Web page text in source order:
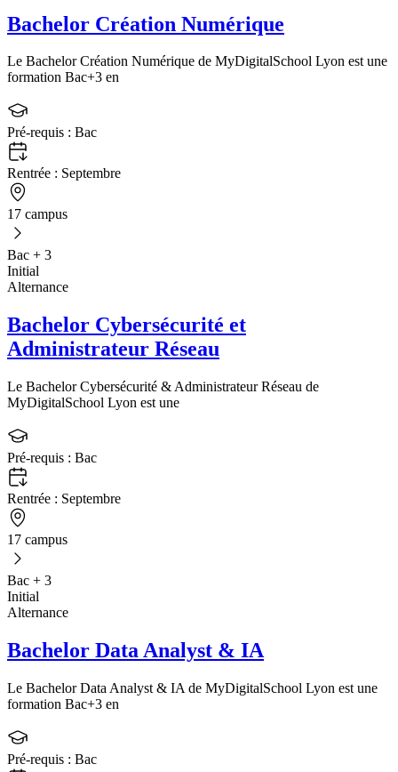
Bachelor Création Numérique
Le Bachelor Création Numérique de MyDigitalSchool Lyon est une
formation Bac+3 en
Pré-requis : Bac
Rentrée : Septembre
17 campus
Bac + 3
Initial
Alternance
Bachelor Cybersécurité et
Administrateur Réseau
Le Bachelor Cybersécurité & Administrateur Réseau de
MyDigitalSchool Lyon est une
Pré-requis : Bac
Rentrée : Septembre
17 campus
Bac + 3
Initial
Alternance
Bachelor Data Analyst & IA
Le Bachelor Data Analyst & IA de MyDigitalSchool Lyon est une
formation Bac+3 en
Pré-requis : Bac